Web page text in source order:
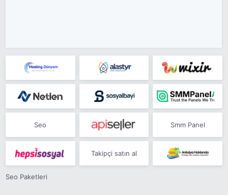
Seo Smm Panel
Takipçi satın al
Seo Paketleri